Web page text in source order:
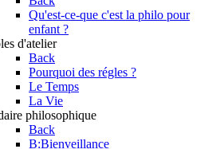
Qu'est-ce-que c'est la philo pour
enfant ?
d'atelier
Back
Pourquoi des régles ?
Le Temps
La Vie
philosophique
Back
B:Bienveillance